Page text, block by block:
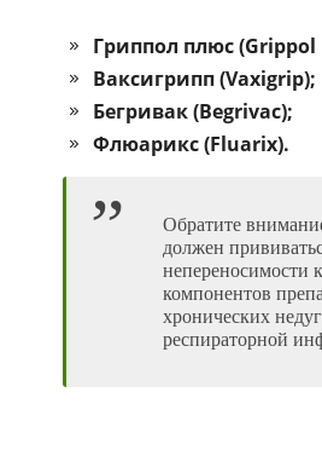
Гриппол плюс (Grippol
Ваксигрипп (Vaxigrip);
Бегривак (Begrivac);
Флюарикс (Fluarix).
Обратите
должен
непереносимости
компонентов
хронических
респираторной